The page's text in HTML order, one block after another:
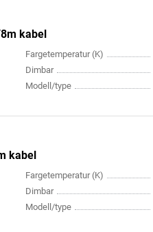
kabel
Fargetemperatur (K)
Dimbar
Modell/type
kabel
Fargetemperatur (K)
Dimbar
Modell/type